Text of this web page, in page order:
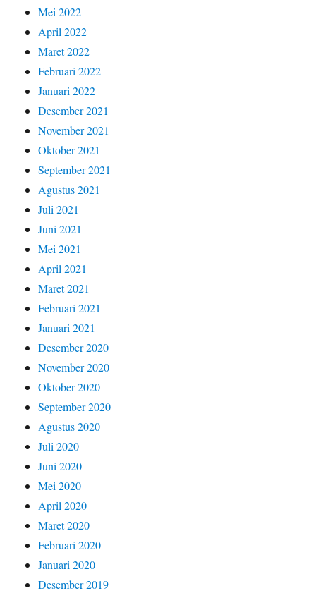
Mei 2022
April 2022
Maret 2022
Februari 2022
Januari 2022
Desember 2021
November 2021
Oktober 2021
September 2021
Agustus 2021
Juli 2021
Juni 2021
Mei 2021
April 2021
Maret 2021
Februari 2021
Januari 2021
Desember 2020
November 2020
Oktober 2020
September 2020
Agustus 2020
Juli 2020
Juni 2020
Mei 2020
April 2020
Maret 2020
Februari 2020
Januari 2020
Desember 2019